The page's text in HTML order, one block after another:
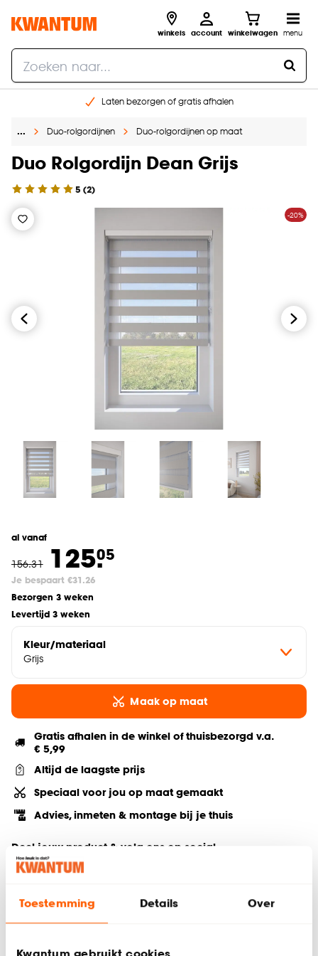
Toestemming Details Over
winkels account winkelwagen menu
Laten bezorgen of gratis afhalen
Gratis raam advies en opmeten aan huis
… Duo-rolgordijnen Duo-rolgordijnen op maat
Duo Rolgordijn Dean Grijs
5 (2)
-20%
al vanaf
156.31 125.05
Je bespaart €31.26
Bezorgen 3 weken
Levertijd 3 weken
Kleur/materiaal
Grijs
Maak op maat
Gratis afhalen in de winkel of thuisbezorgd v.a.
€ 5,99
Altijd de laagste prijs
Speciaal voor jou op maat gemaakt
Advies, inmeten & montage bij je thuis
Deel jouw product & volg ons op social
Hulp nodig? Wij regelen het voor je!
Bestel een kleurstaal